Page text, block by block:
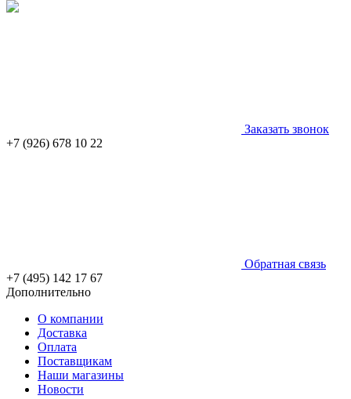
Заказать звонок
+7 (926) 678 10 22
Обратная связь
+7 (495) 142 17 67
Дополнительно
О компании
Доставка
Оплата
Поставщикам
Наши магазины
Новости